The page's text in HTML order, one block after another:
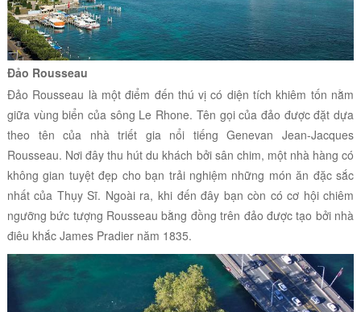
Đảo Rousseau
Đảo Rousseau là một điểm đến thú vị có diện tích khiêm tốn nằm
giữa vùng biển của sông Le Rhone. Tên gọi của đảo được đặt dựa
theo tên của nhà triết gia nổi tiếng Genevan Jean-Jacques
Rousseau. Nơi đây thu hút du khách bởi sân chim, một nhà hàng có
không gian tuyệt đẹp cho bạn trải nghiệm những món ăn đặc sắc
nhất của Thụy Sĩ. Ngoài ra, khi đến đây bạn còn có cơ hội chiêm
ngưỡng bức tượng Rousseau bằng đồng trên đảo được tạo bởi nhà
điêu khắc James Pradier năm 1835.